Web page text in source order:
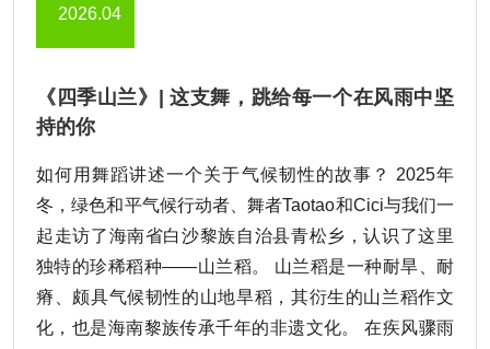
2026.04
《四季山兰》| 这支舞，跳给每一个在风雨中坚
持的你
如何用舞蹈讲述一个关于气候韧性的故事？ 2025年
冬，绿色和平气候行动者、舞者Taotao和Cici与我们一
起走访了海南省白沙黎族自治县青松乡，认识了这里
独特的珍稀稻种——山兰稻。 山兰稻是一种耐旱、耐
瘠、颇具气候韧性的山地旱稻，其衍生的山兰稻作文
化，也是海南黎族传承千年的非遗文化。 在疾风骤雨